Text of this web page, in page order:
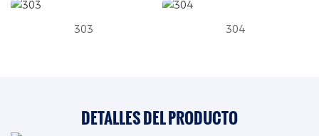
303 304
DETALLES DEL PRODUCTO